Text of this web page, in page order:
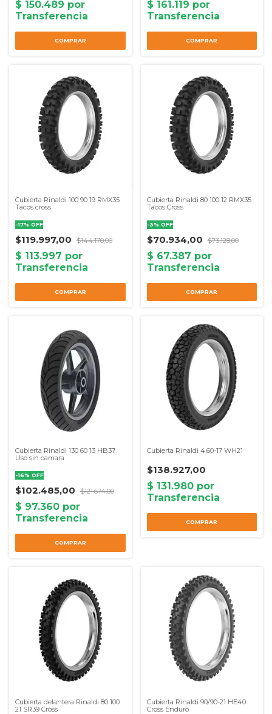
COMPRAR COMPRAR
Cubierta Rinaldi 100 90 19 RMX35
Tacos cross
-17% OFF
$119.997,00 $144.170,00
COMPRAR
Cubierta Rinaldi 80 100 12 RMX35
Tacos Cross
-3% OFF
$70.934,00 $73.128,00
COMPRAR
Cubierta Rinaldi 130 60 13 HB37
Uso sin camara
-16% OFF
$102.485,00 $121.674,00
COMPRAR
Cubierta Rinaldi 4.60-17 WH21
$138.927,00
COMPRAR
Cubierta delantera Rinaldi 80 100
21 SR39 Cross
Cubierta Rinaldi 90/90-21 HE40
Cross Enduro